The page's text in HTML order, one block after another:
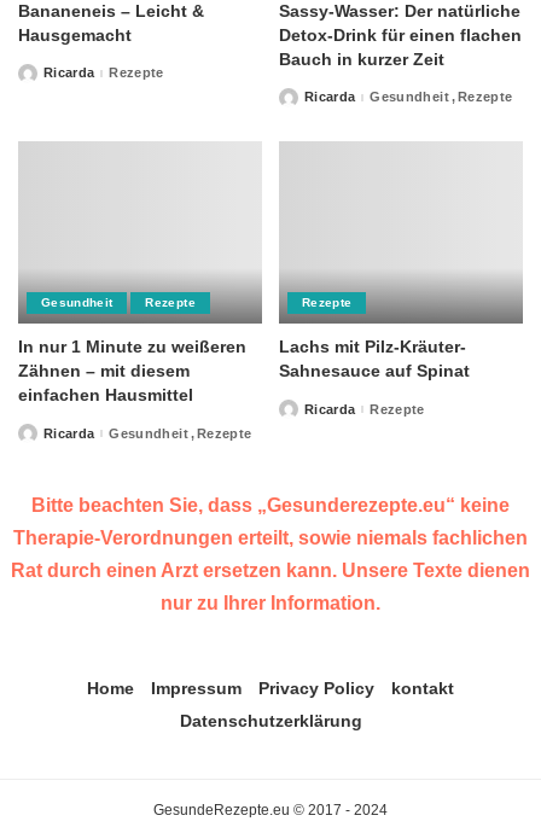
Bananeneis – Leicht &
Hausgemacht
PostedRicarda Rezepte
Sassy-Wasser: Der natürliche
Detox-Drink für einen flachen
Bauch in kurzer Zeit
PostedRicarda Gesundheit Rezepte
Gesundheit Rezepte
In nur 1 Minute zu weißeren
Zähnen – mit diesem
einfachen Hausmittel
PostedRicarda Gesundheit Rezepte
Rezepte
Lachs mit Pilz-Kräuter-
Sahnesauce auf Spinat
PostedRicarda Rezepte
Bitte beachten Sie, dass „Gesunderezepte.eu“ keine
Therapie-Verordnungen erteilt, sowie niemals fachlichen
Rat durch einen Arzt ersetzen kann. Unsere Texte dienen
nur zu Ihrer Information.
Home Impressum Privacy Policy
kontakt
Datenschutzerklärung
GesundeRezepte.eu © 2017 - 2024